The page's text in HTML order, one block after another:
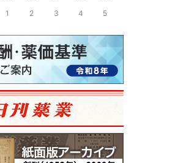
1 2 3 4 5